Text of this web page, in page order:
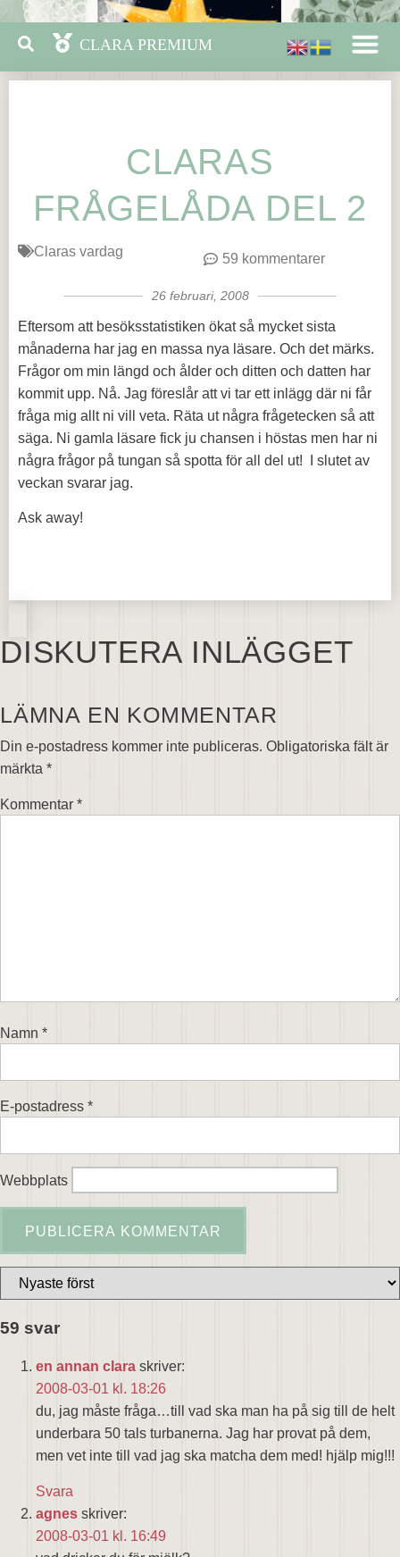
CLARAS
FRÅGELÅDA DEL 2
Claras vardag 59 kommentarer
26 februari, 2008
Eftersom att besöksstatistiken ökat så mycket sista
månaderna har jag en massa nya läsare. Och det märks.
Frågor om min längd och ålder och ditten och datten har
kommit upp. Nå. Jag föreslår att vi tar ett inlägg där ni får
fråga mig allt ni vill veta. Räta ut några frågetecken så att
säga. Ni gamla läsare fick ju chansen i höstas men har ni
några frågor på tungan så spotta för all del ut! I slutet av
veckan svarar jag.
Ask away!
DISKUTERA INLÄGGET
LÄMNA EN KOMMENTAR
Din e-postadress kommer inte publiceras. Obligatoriska fält är
märkta *
Kommentar *
Namn *
E-postadress *
Webbplats
59 svar
en annan clara skriver:
2008-03-01 kl. 18:26
du, jag måste fråga…till vad ska man ha på sig till de helt
underbara 50 tals turbanerna. Jag har provat på dem,
men vet inte till vad jag ska matcha dem med! hjälp mig!!!
Svara
agnes skriver:
2008-03-01 kl. 16:49